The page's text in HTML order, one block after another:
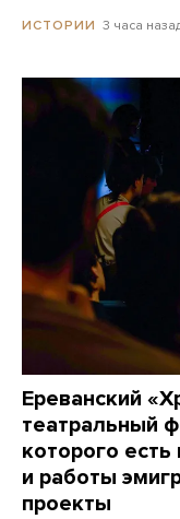
ИСТОРИИ 3 часа
Ереванский
театральный
которого есть
и работы
проекты